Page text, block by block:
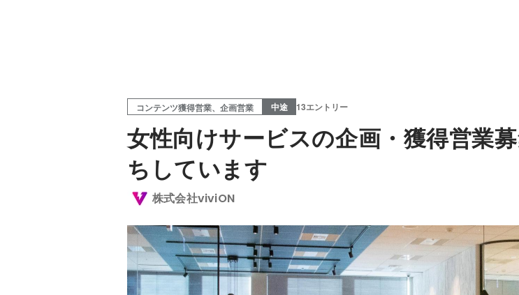
コンテンツ獲得営業、企画営業 中途 13エントリー
女性向けサービスの企画・獲得営業
ちしています
株式会社viviON